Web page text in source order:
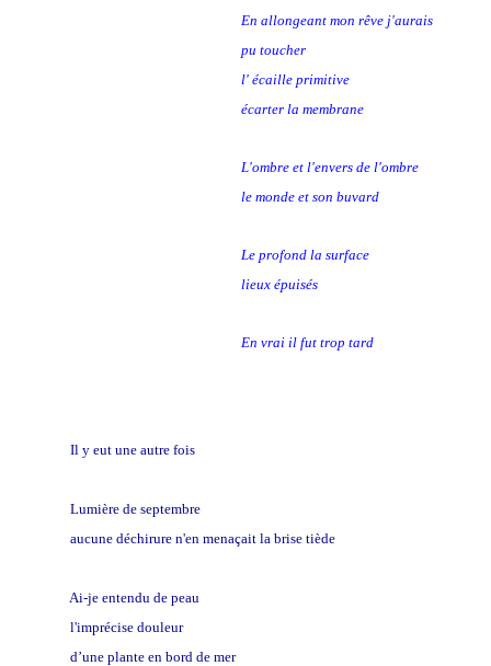
En allongeant mon rêve j'aurais
pu toucher
l' écaille primitive
écarter la membrane
L'ombre et l'envers de l'ombre
le monde et son buvard
Le profond la surface
lieux épuisés
En vrai il fut trop tard
Il y eut une autre fois
Lumière de septembre
aucune déchirure n'en menaçait la brise tiède
Ai-je entendu de peau
l'imprécise douleur
d’une plante en bord de mer